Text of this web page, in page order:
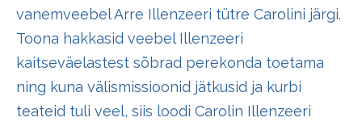
vanemveebel Arre Illenzeeri tütre Carolini järgi.
Toona hakkasid veebel Illenzeeri
kaitseväelastest sõbrad perekonda toetama
ning kuna välismissioonid jätkusid ja kurbi
teateid tuli veel, siis loodi Carolin Illenzeeri